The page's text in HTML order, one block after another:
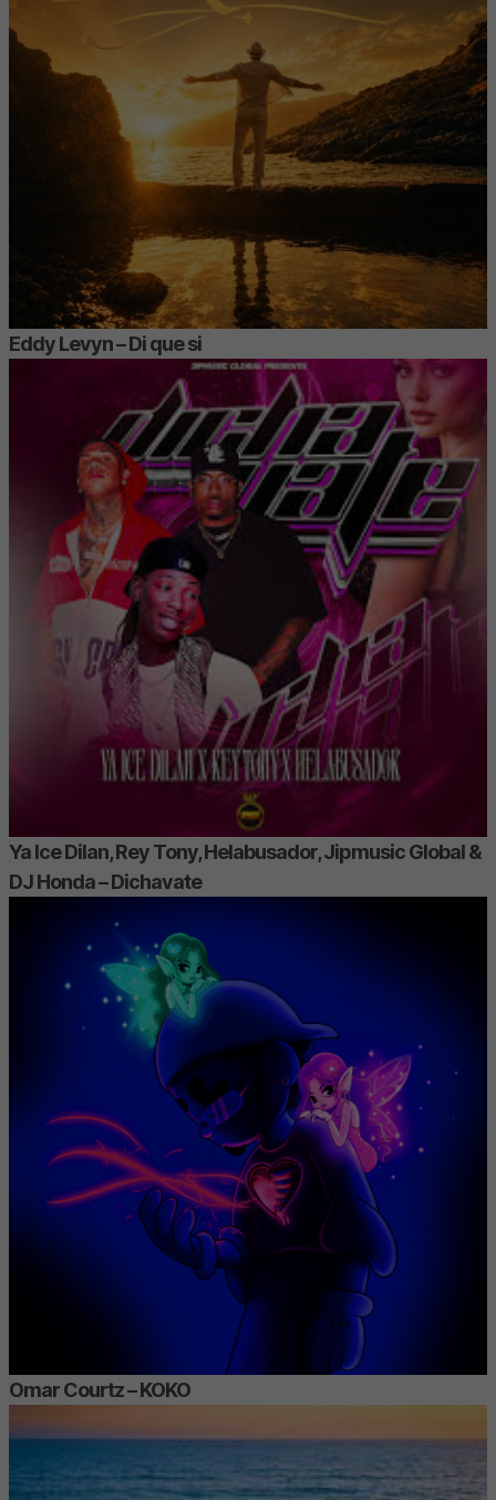
Eddy Levyn – Di que si
Ya Ice Dilan, Rey Tony, Helabusador, Jipmusic Global &
DJ Honda – Dichavate
Omar Courtz – KOKO